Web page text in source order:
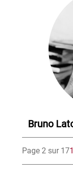
Bruno
Page 2 sur 171